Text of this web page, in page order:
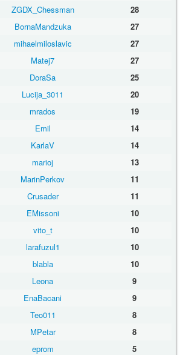
ZGDX_Chessman
28
BornaMandzuka
27
mihaelmiloslavic
27
Matej7
27
DoraSa
25
Lucija_3011
20
mrados
19
Emil
14
KarlaV
14
marioj
13
MarinPerkov
11
Crusader
11
EMissoni
10
vito_t
10
larafuzul1
10
blabla
10
Leona
9
EnaBacani
9
Teo011
8
MPetar
8
eprom
5